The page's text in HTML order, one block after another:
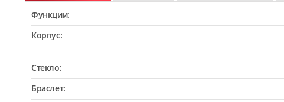
Функции:
Корпус:
Стекло:
Браслет: